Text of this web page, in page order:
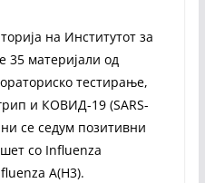
на Институтот за
35 материјали од
тестирање,
и КОВИД-19 (SARS-
се седум позитивни
со Influenza
А(H3).